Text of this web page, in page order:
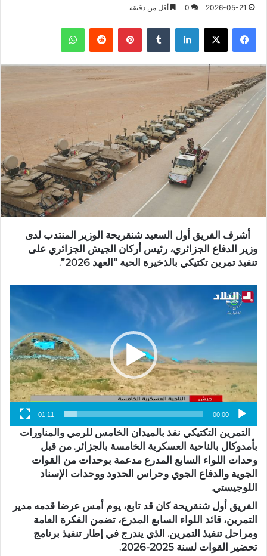
2026-05-21
0 أقل من دقيقة
فيسبوك X لينكدإن بينتيريست واتساب
أشرف الفريق أول السعيد شنقريحة الوزير المنتدب لدى
وزير الدفاع الجزائري، رئيس أركان الجيش الجزائري على
تنفيذ تمرين تكتيكي بالذخيرة الحية “العهد 2026”.
مشغل
الفيديو
00:00
01:11
التمرين التكتيكي نفذ بالميدان الخامس للرمي والمناورات
بأمدوكال بالناحية العسكرية الخامسة بالجزائر. من قبل
وحدات اللواء السابع المدرع مدعمة بوحدات من القوات
الجوية والدفاع الجوي وحراس الحدود ووحدات الإسناد
اللوجيستي.
الفريق أول شنقريحة كان قد تابع، يوم أمس عرضا قدمه مدير
التمرين، قائد اللواء السابع المدرع، تضمن الفكرة العامة
ومراحل تنفيذ التمرين. الذي يندرج في إطار تنفيذ برنامج
تحضير القوات لسنة 2025-2026.